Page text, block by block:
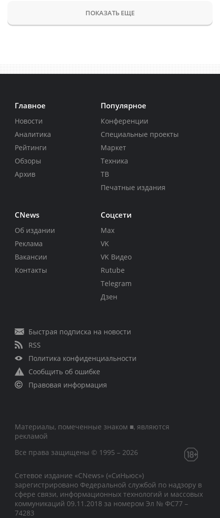
ПОКАЗАТЬ ЕЩЕ
Главное
Новости
Аналитика
Рейтинги
Обзоры
Архив
Популярное
Конференции
Специальные проекты
Маркет
Техника
ТВ
Печатные издания
CNews
Об издании
Реклама
Вакансии
Контакты
Соцсети
Max
VK
VK Видео
Rutube
Telegram
Дзен
Быстрая подписка на новости
RSS
Политика конфиденциальности
Сообщить об ошибке
Правовая информация
Материалы, помеченные знаком ■, являются
рекламой
Все права защищены © 1995 – 2026
Сетевое издание «CNews» («СиНьюс»)
зарегистрировано Федеральной службой по надзору в
сфере связи, информационных технологий и массовых
коммуникаций 09.11.2018 за номером Эл № ФС77 –
74283